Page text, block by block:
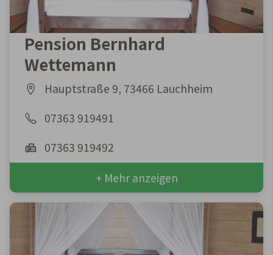
Pension Bernhard
Wettemann
Hauptstraße 9, 73466 Lauchheim
07363 919491
07363 919492
+ Mehr anzeigen